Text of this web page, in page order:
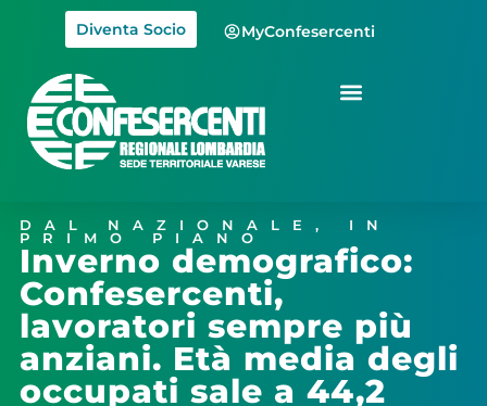
Diventa Socio MyConfesercenti
DAL NAZIONALE , IN
PRIMO PIANO
Inverno demografico:
Confesercenti,
lavoratori sempre più
anziani. Età media degli
occupati sale a 44,2